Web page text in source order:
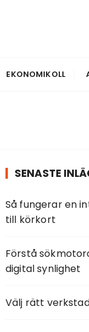
EKONOMIKOLL
SENASTE
Så fungerar en
till körkort
Förstå
digital synlighet
Välj rätt